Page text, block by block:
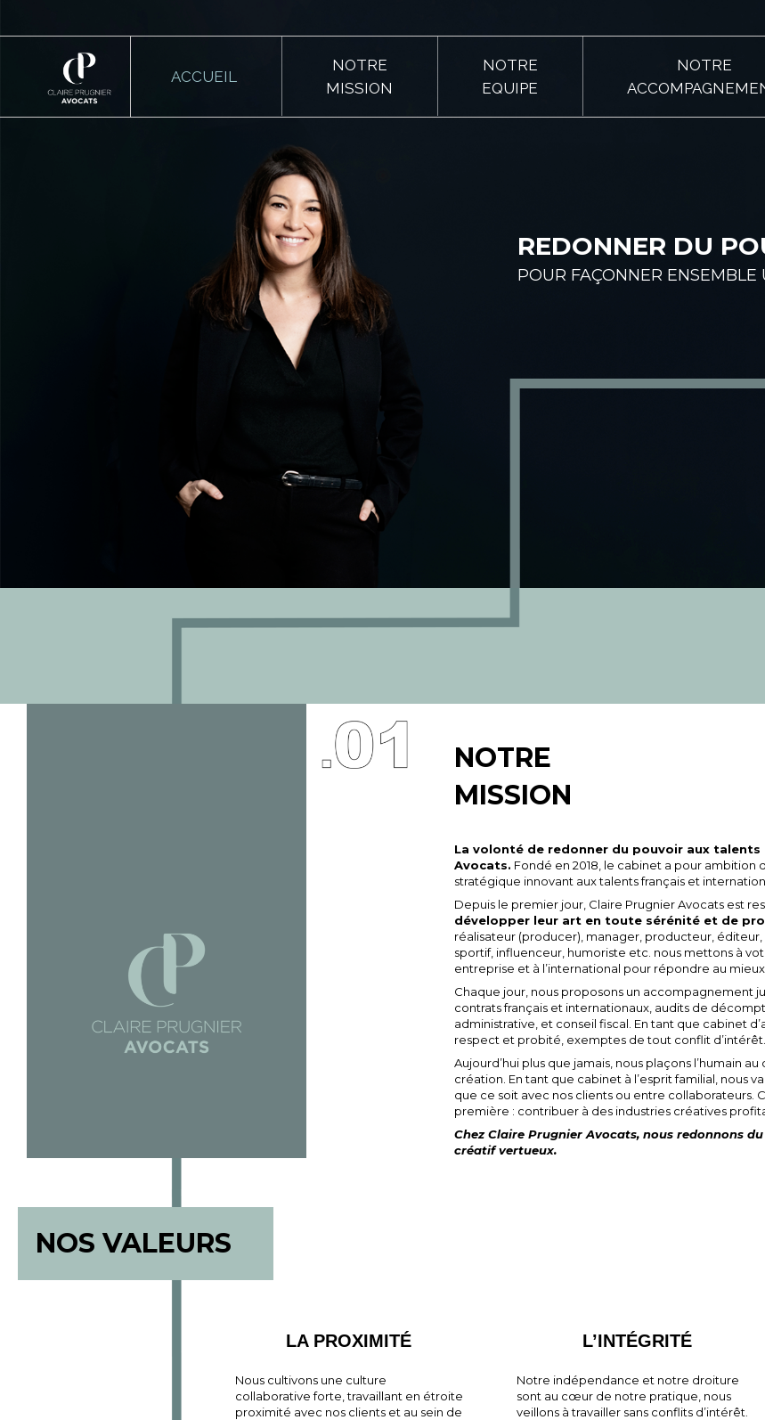
ACCUEIL
NOTRE
MISSION
NOTRE
EQUIPE
NOTRE
REDONNER DU
POUR FAÇONNER ENSEMBLE
NOTRE
MISSION
La volonté de redonner du pouvoir aux
Avocats. Fondé en 2018, le cabinet a pour ambition
stratégique innovant aux talents français et
Depuis le premier jour, Claire Prugnier Avocats est
développer leur art en toute sérénité et de
réalisateur (producer), manager, producteur,
sportif, influenceur, humoriste etc. nous mettons à
entreprise et à l’international pour répondre au
Chaque jour, nous proposons un accompagnement
contrats français et internationaux, audits de
administrative, et conseil fiscal. En tant que cabinet
respect et probité, exemptes de tout conflit d’intérêt.
Aujourd’hui plus que jamais, nous plaçons
création. En tant que cabinet à l’esprit familial, nous
que ce soit avec nos clients ou entre collaborateurs.
première : contribuer à des industries créatives
Chez Claire Prugnier Avocats, nous redonnons
créatif vertueux.
NOS VALEURS
LA PROXIMITÉ
Nous cultivons une culture
collaborative forte, travaillant en étroite
proximité avec nos clients et au sein de
L’INTÉGRITÉ
Notre indépendance et notre droiture
sont au cœur de notre pratique, nous
veillons à travailler sans conflits d’intérêt.